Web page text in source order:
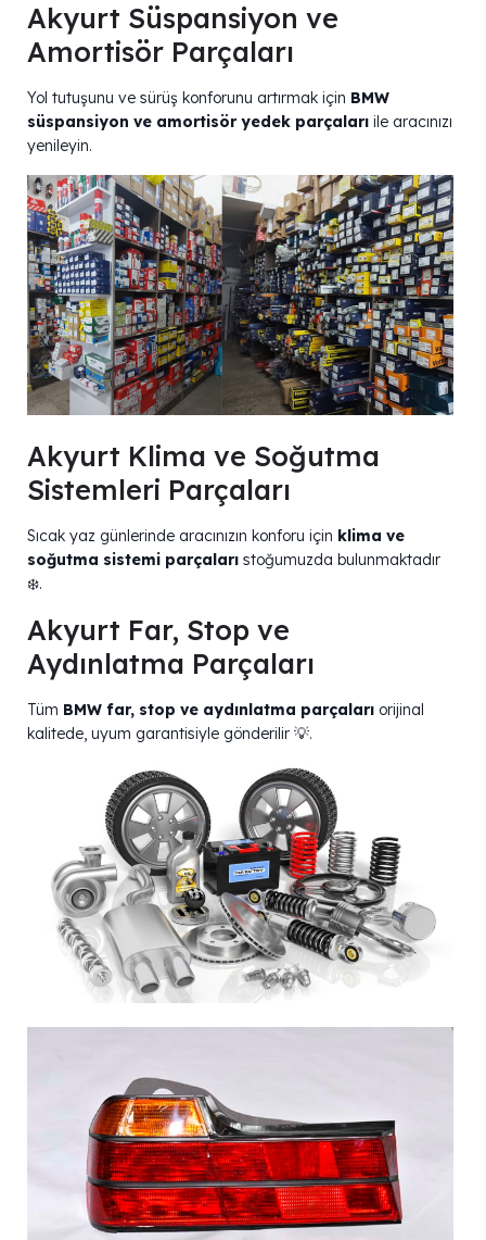
Akyurt Süspansiyon ve
Amortisör Parçaları
Yol tutuşunu ve sürüş konforunu artırmak için BMW
süspansiyon ve amortisör yedek parçaları ile aracınızı
yenileyin.
Akyurt Klima ve Soğutma
Sistemleri Parçaları
Sıcak yaz günlerinde aracınızın konforu için klima ve
soğutma sistemi parçaları stoğumuzda bulunmaktadır
❄️.
Akyurt Far, Stop ve
Aydınlatma Parçaları
Tüm BMW far, stop ve aydınlatma parçaları orijinal
kalitede, uyum garantisiyle gönderilir 💡.